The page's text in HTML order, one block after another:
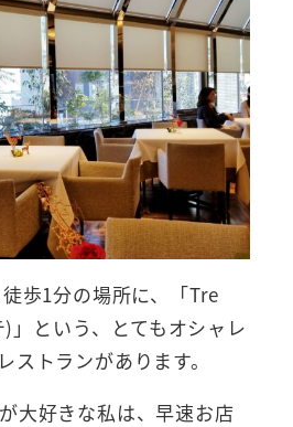
歩1分の場所に、「Tre
」という、とてもオシャレ
ストランがあります。
大好きな私は、早速お店